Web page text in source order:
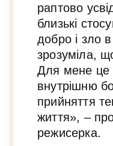
раптово
близькі
добро і зло в
зрозуміла,
Для мене це
внутрішню
прийняття
життя», –
режисерка.